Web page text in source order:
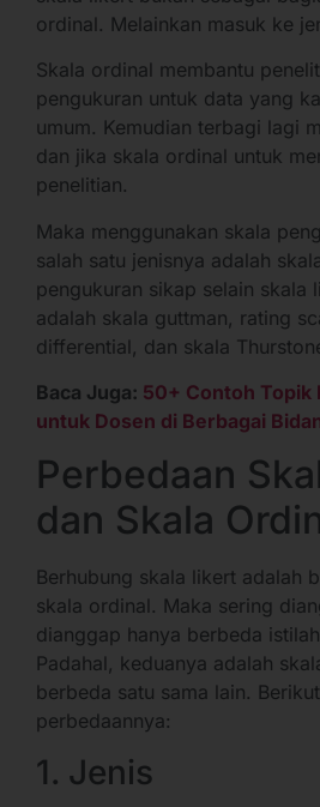
ordinal. Melainkan masuk ke
Skala ordinal membantu
pengukuran untuk data yang
umum. Kemudian terbagi lagi
dan jika skala ordinal untuk
penelitian.
Maka menggunakan skala
salah satu jenisnya adalah
pengukuran sikap selain skala
adalah skala guttman, rating
differential, dan skala
Baca Juga: 50+ Contoh Topik
untuk Dosen di Berbagai
Perbedaan
dan Skala
Berhubung skala likert adalah
skala ordinal. Maka sering
dianggap hanya berbeda
Padahal, keduanya adalah
berbeda satu sama lain.
perbedaannya:
1. Jenis